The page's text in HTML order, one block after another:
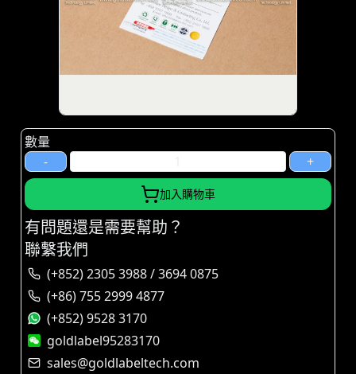
數量
-
+
加入購物車
有問題還是需要幫助？
聯繫我們
(+852) 2305 3988 / 3694 0875
(+86) 755 2999 4877
(+852) 9528 3170
goldlabel95283170
sales@goldlabeltech.com